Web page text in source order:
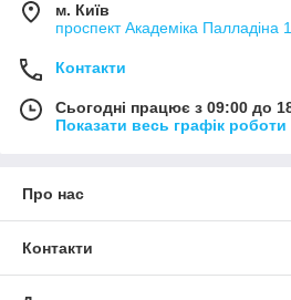
м. Київ
проспект Академіка Палладіна
Контакти
Сьогодні працює з 09:00 до
Показати весь графік роботи
Про нас
Контакти